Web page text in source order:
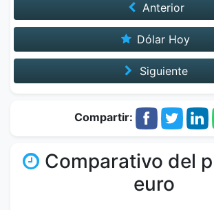
Anterior
Dólar Hoy
Siguiente
Compartir:
Comparativo del
euro